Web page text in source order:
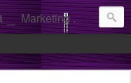
_ Marketing . Comunicação